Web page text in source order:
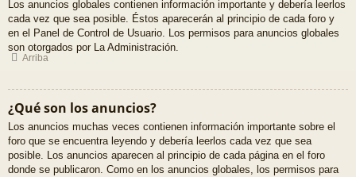
Los anuncios globales contienen información importante y debería leerlos
cada vez que sea posible. Éstos aparecerán al principio de cada foro y
en el Panel de Control de Usuario. Los permisos para anuncios globales
son otorgados por La Administración.
Arriba
¿Qué son los anuncios?
Los anuncios muchas veces contienen información importante sobre el
foro que se encuentra leyendo y debería leerlos cada vez que sea
posible. Los anuncios aparecen al principio de cada página en el foro
donde se publicaron. Como en los anuncios globales, los permisos para